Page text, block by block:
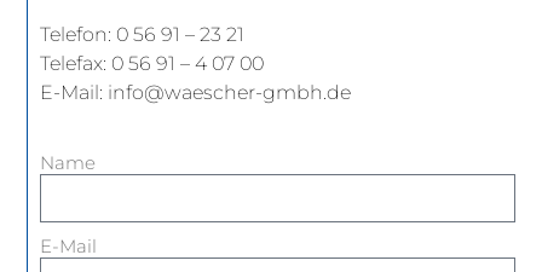
Telefon: 0 56 91 – 23 21
Telefax: 0 56 91 – 4 07 00
E-Mail: info@waescher-gmbh.de
Name
E-Mail